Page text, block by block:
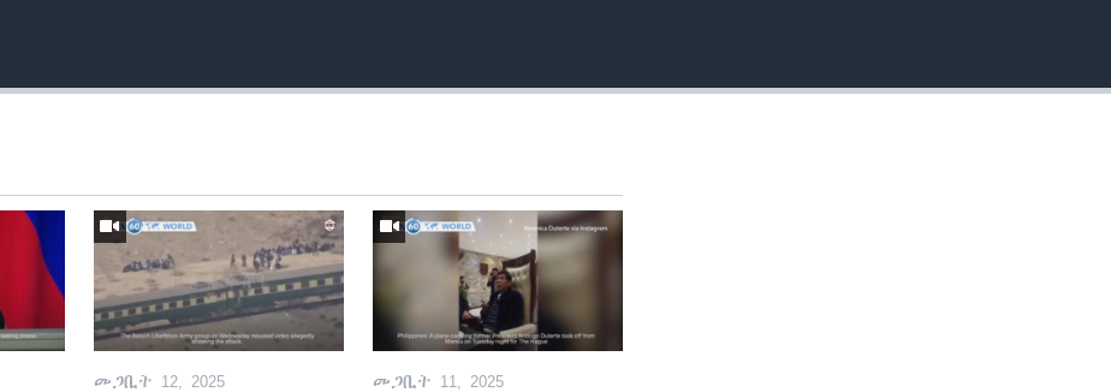
መጋቢት 12, 2025 መጋቢት 11, 2025